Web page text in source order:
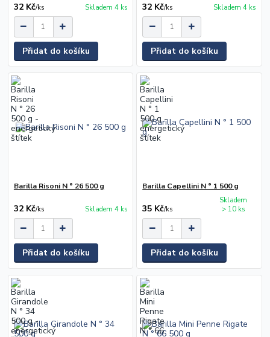
32 Kč/ks Skladem 4 ks
Přidat do košíku
32 Kč/ks Skladem 4 ks
Přidat do košíku
Barilla Risoni N ° 26 500 g
32 Kč/ks Skladem 4 ks
Přidat do košíku
Barilla Capellini N ° 1 500 g
35 Kč/ks
Skladem
> 10 ks
Přidat do košíku